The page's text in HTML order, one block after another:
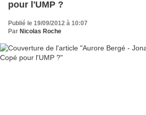
pour l'UMP ?
Publié le 19/09/2012 à 10:07
Par Nicolas Roche